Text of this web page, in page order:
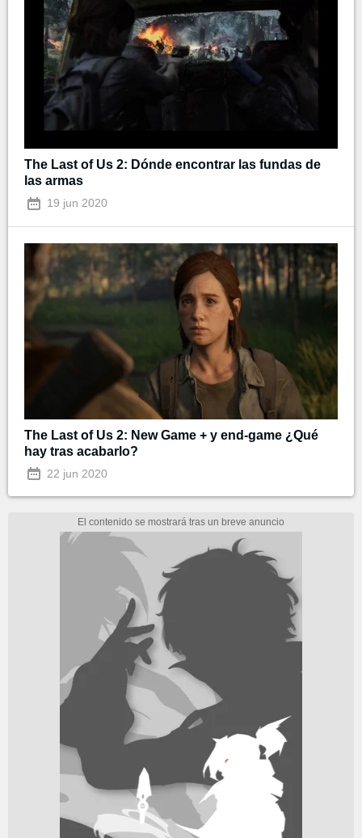
The Last of Us 2: Dónde encontrar las fundas de
las armas
19 jun 2020
The Last of Us 2: New Game + y end-game ¿Qué
hay tras acabarlo?
22 jun 2020